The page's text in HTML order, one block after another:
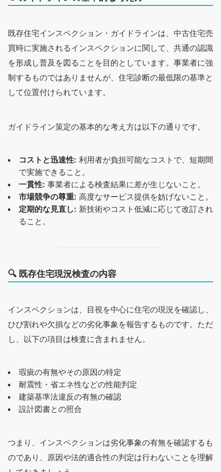
既存住宅インスペクション・ガイドラインは、中古住宅売
買時に実施されるインスペクションに関して、共通の認識
を形成し普及を図ることを目的としています。事業者に強
制するものではありませんが、住宅診断の最低限の基準と
して位置付けられています。
ガイドライン策定の基本的な考え方は以下の通りです。
コストと迅速性: 利用者が負担可能なコストで、短期間
で実施できること。
一貫性: 事業者による検査結果に差が生じないこと。
市場競争の尊重: 高度なサービス提供を妨げないこと。
定期的な見直し: 新技術やコスト低減に応じて改訂され
ること。
🔍 既存住宅現況検査の内容
インスペクションは、目視を中心に住宅の現況を確認し、
ひび割れや欠損などの劣化事象を報告するものです。ただ
し、以下の項目は検査に含まれません。
瑕疵の有無やその原因の特定
耐震性・省エネ性などの性能判定
建築基準法違反の有無の確認
設計図書との照合
つまり、インスペクションは劣化事象の有無を確認するも
のであり、原因や法的適合性の判定は行わないことを理解